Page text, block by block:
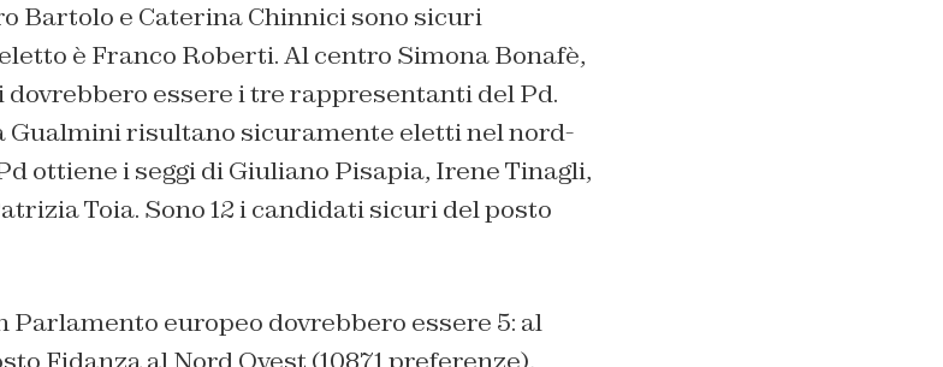
Bartolo e Caterina Chinnici sono sicuri
è Franco Roberti. Al centro Simona Bonafè,
dovrebbero essere i tre rappresentanti del Pd.
Gualmini risultano sicuramente eletti nel nord-
ottiene i seggi di Giuliano Pisapia, Irene Tinagli,
Toia. Sono 12 i candidati sicuri del posto
Parlamento europeo dovrebbero essere 5: al